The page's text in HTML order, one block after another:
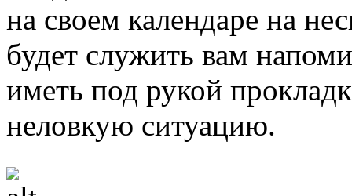
на своем календаре на
будет служить вам
иметь под рукой
неловкую ситуацию.